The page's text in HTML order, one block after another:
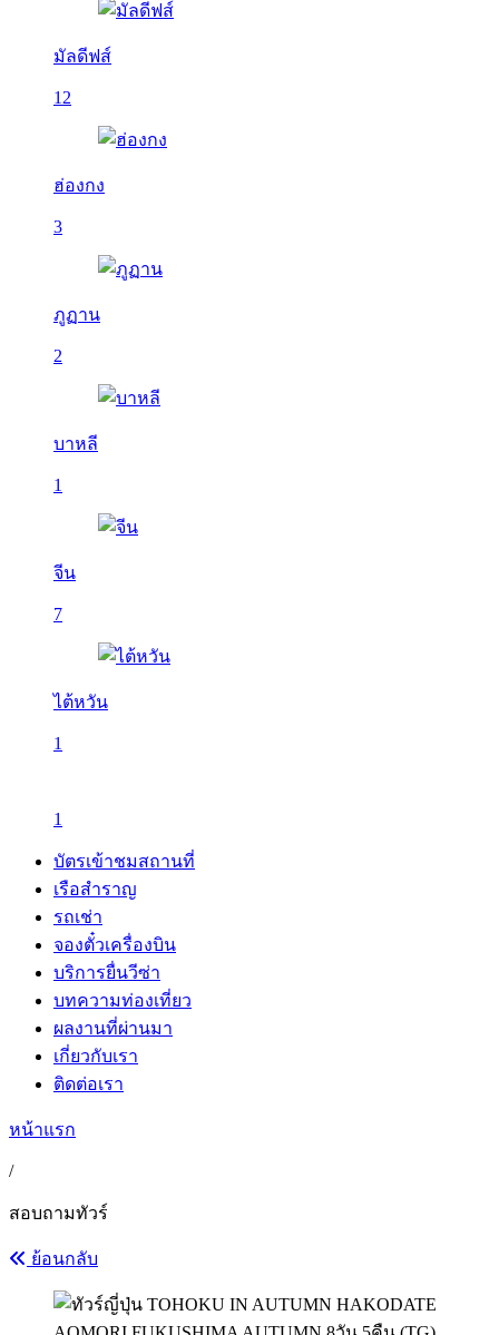
มัลดีฟส์
12
ฮ่องกง
3
ภูฏาน
2
บาหลี
1
จีน
7
ไต้หวัน
1
1
บัตรเข้าชมสถานที่
เรือสำราญ
รถเช่า
จองตั๋วเครื่องบิน
บริการยื่นวีซ่า
บทความท่องเที่ยว
ผลงานที่ผ่านมา
เกี่ยวกับเรา
ติดต่อเรา
หน้าแรก
/
สอบถามทัวร์
ย้อนกลับ